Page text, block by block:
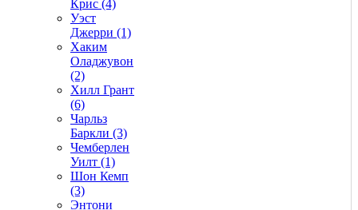
Крис (4)
Уэст
Джерри (1)
Хаким
Оладжувон
(2)
Хилл Грант
(6)
Чарльз
Баркли (3)
Чемберлен
Уилт (1)
Шон Кемп
(3)
Энтони